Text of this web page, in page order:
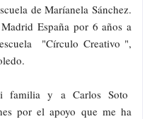
de Maríanela Sánchez.
España por 6años a
"Círculo Creativo ",
familia y a Carlos Soto
por el apoyo que me ha